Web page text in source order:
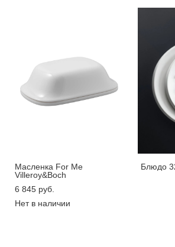
Масленка For Me
Villeroy&Boch
6 845 pуб.
Нет в наличии
Блюдо